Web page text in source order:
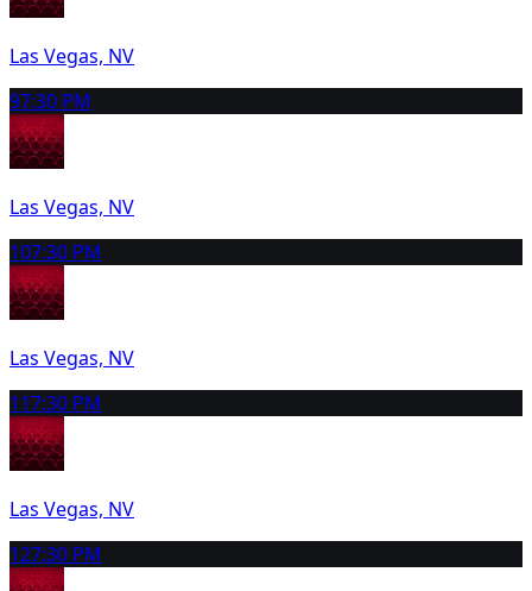
Las Vegas, NV
97:30 PM
Las Vegas, NV
107:30 PM
Las Vegas, NV
117:30 PM
Las Vegas, NV
127:30 PM